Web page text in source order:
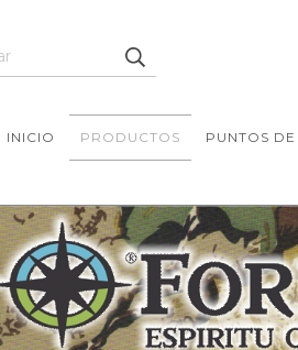
INICIO PRODUCTOS PUNTOS DE